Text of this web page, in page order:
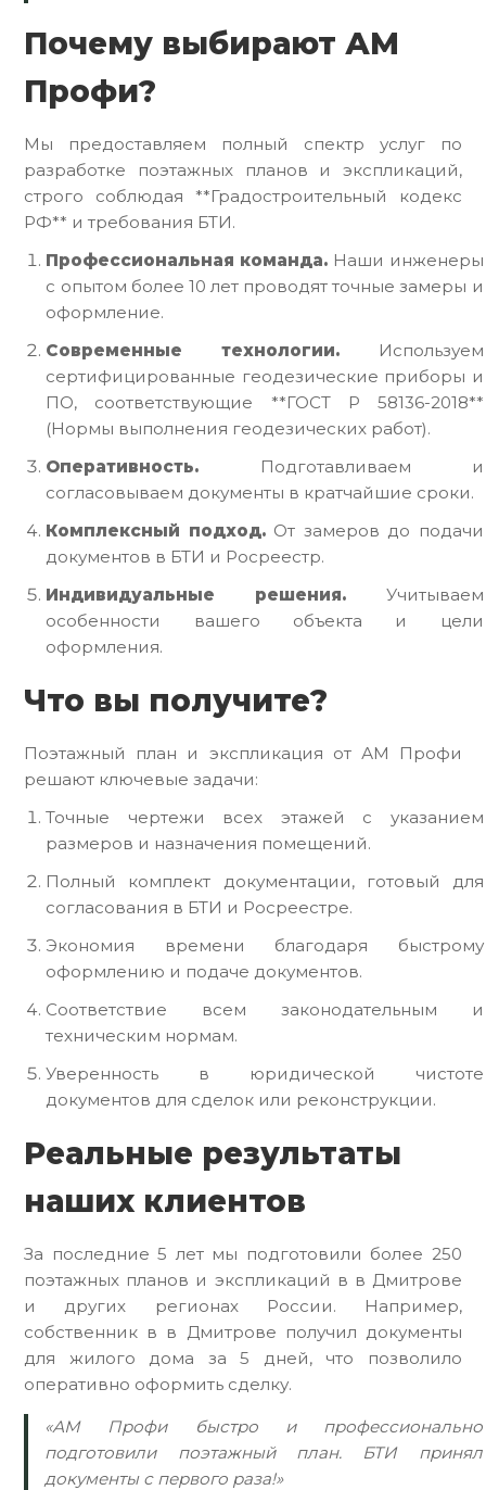
Почему выбирают АМ
Профи?
Мы предоставляем полный спектр услуг по
разработке поэтажных планов и экспликаций,
строго соблюдая **Градостроительный кодекс
РФ** и требования БТИ.
Профессиональная команда. Наши инженеры
с опытом более 10 лет проводят точные замеры и
оформление.
Современные технологии. Используем
сертифицированные геодезические приборы и
ПО, соответствующие **ГОСТ Р 58136-2018**
(Нормы выполнения геодезических работ).
Оперативность. Подготавливаем и
согласовываем документы в кратчайшие сроки.
Комплексный подход.От замеров до подачи
документов в БТИ и Росреестр.
Индивидуальные решения. Учитываем
особенности вашего объекта и цели
оформления.
Что вы получите?
Поэтажный план и экспликация от АМ Профи
решают ключевые задачи:
Точные чертежи всех этажей с указанием
размеров и назначения помещений.
Полный комплект документации, готовый для
согласования в БТИ и Росреестре.
Экономия времени благодаря быстрому
оформлению и подаче документов.
Соответствие всем законодательным и
техническим нормам.
Уверенность в юридической чистоте
документов для сделок или реконструкции.
Реальные результаты
наших клиентов
За последние 5 лет мы подготовили более 250
поэтажных планов и экспликаций в в Дмитрове
и других регионах России. Например,
собственник в в Дмитрове получил документы
для жилого дома за 5 дней, что позволило
оперативно оформить сделку.
«АМ Профи быстро и профессионально
подготовили поэтажный план. БТИ принял
документы с первого раза!»